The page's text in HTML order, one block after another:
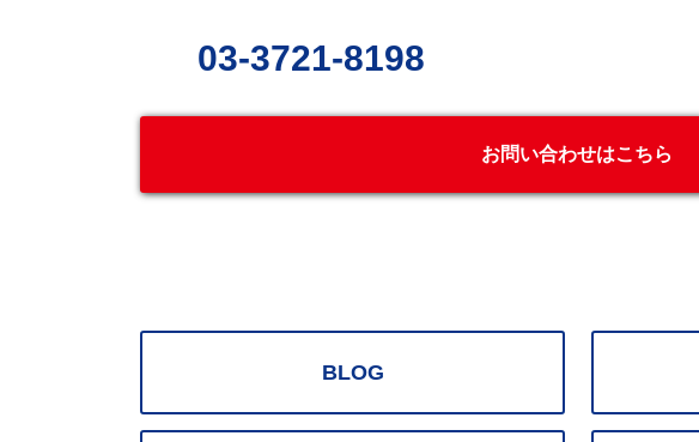
03-3721-8198
お問い合わせはこちら
BLOG